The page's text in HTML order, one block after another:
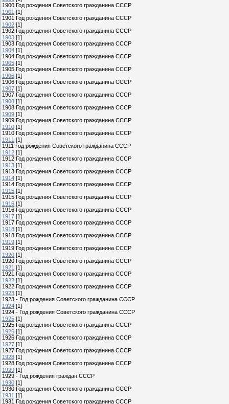
1900 Год рождения Советского гражданина СССР
1901 [1]
1901 Год рождения Советского гражданина СССР
1902 [1]
1902 Год рождения Советского гражданина СССР
1903 [1]
1903 Год рождения Советского гражданина СССР
1904 [1]
1904 Год рождения Советского гражданина СССР
1905 [1]
1905 Год рождения Советского гражданина СССР
1906 [1]
1906 Год рождения Советского гражданина СССР
1907 [1]
1907 Год рождения Советского гражданина СССР
1908 [1]
1908 Год рождения Советского гражданина СССР
1909 [1]
1909 Год рождения Советского гражданина СССР
1910 [1]
1910 Год рождения Советского гражданина СССР
1911 [1]
1911 Год рождения Советского гражданина СССР
1912 [1]
1912 Год рождения Советского гражданина СССР
1913 [1]
1913 Год рождения Советского гражданина СССР
1914 [1]
1914 Год рождения Советского гражданина СССР
1915 [1]
1915 Год рождения Советского гражданина СССР
1916 [1]
1916 Год рождения Советского гражданина СССР
1917 [1]
1917 Год рождения Советского гражданина СССР
1918 [1]
1918 Год рождения Советского гражданина СССР
1919 [1]
1919 Год рождения Советского гражданина СССР
1920 [1]
1920 Год рождения Советского гражданина СССР
1921 [1]
1921 Год рождения Советского гражданина СССР
1922 [1]
1922 Год рождения Советского гражданина СССР
1923 [1]
1923 - Год рождения Советского гражданина СССР
1924 [1]
1924 - Год рождения Советского гражданина СССР
1925 [1]
1925 Год рождения Советского гражданина СССР
1926 [1]
1926 Год рождения Советского гражданина СССР
1927 [1]
1927 Год рождения Советского гражданина СССР
1928 [1]
1928 Год рождения Советского гражданина СССР
1929 [1]
1929 - Год рождения граждан СССР
1930 [1]
1930 Год рождения Советского гражданина СССР
1931 [1]
1931 Год рождения Советского гражданина СССР